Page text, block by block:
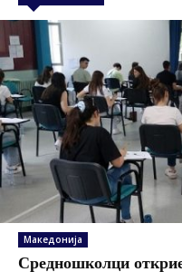
Македонија
Средношколци